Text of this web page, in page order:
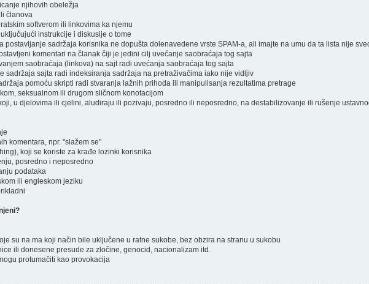
njihovih obeležja
članova
softverom ili linkovima ka njemu
instrukcije i diskusije o tome
postavljanje sadržaja korisnika ne dopušta dolenavedene vrste SPAM-a, ali imajte na umu da ta lista nije
komentari na članak čiji je jedini cilj uvećanje saobraćaja tog sajta
saobraćaja (linkova) na sajt radi uvećanja saobraćaja tog sajta
sadržaja sajta radi indeksiranja sadržaja na pretraživačima iako nije vidljiv
pomoću skripti radi stvaranja lažnih prihoda ili manipulisanja rezultatima pretrage
seksualnom ili drugom sličnom konotacijom
u djelovima ili cjelini, aludiraju ili pozivaju, posredno ili neposredno, na destabilizovanje ili rušenje
komentara, npr. "slažem se"
koji se koriste za krađe lozinki korisnika
posredno i neposredno
podataka
ili engleskom jeziku
su na ma koji način bile uključene u ratne sukobe, bez obzira na stranu u sukobu
ili donesene presude za zločine, genocid, nacionalizam itd.
protumačiti kao provokacija